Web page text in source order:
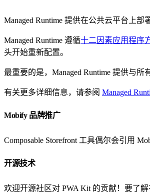
Managed Runtime 提供在公共云平台上
Managed Runtime 遵循十二因素应用程序
头开始重新配置。
最重要的是，Managed Runtime 提供与所
有关更多详细信息，请参阅 Managed
Mobify 品牌推广
Composable Storefront 工具偶尔会引用
开源技术
欢迎开源社区对 PWA Kit 的贡献！要了